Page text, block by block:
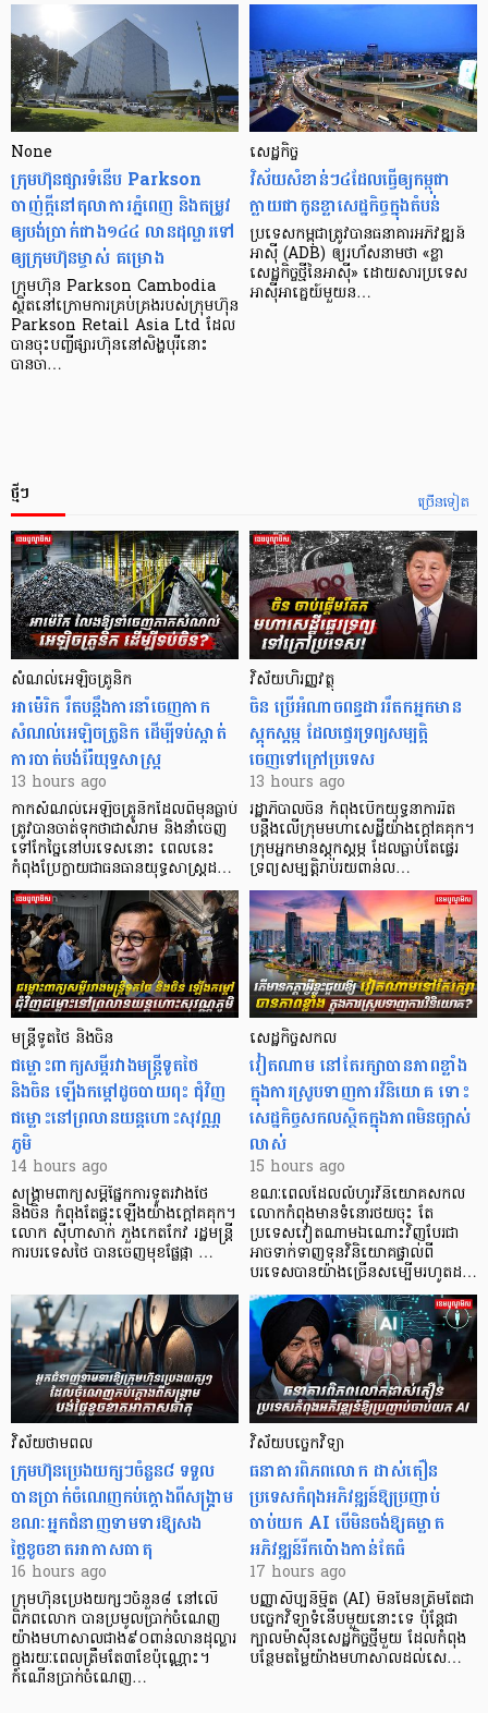
None
ក្រុមហ៊ុនផ្សារទំនើប Parkson
ចាញ់ក្ដីនៅតុលាការភ្នំពេញ និងតម្រូវ
ឲ្យបង់ប្រាក់ជាង១៤៤ លានដុល្លារទៅ
ឲ្យក្រុមហ៊ុនម្ចាស់ គម្រោង
ក្រុមហ៊ុន Parkson Cambodia
ស្ថិតនៅក្រោមការគ្រប់គ្រងរបស់ក្រុមហ៊ុន
Parkson Retail Asia Ltd ដែល
បានចុះបញ្ចីផ្សារហ៊ុននៅសិង្ហបុរីនោះ
បានចា…
សេដ្ឋកិច្ច​
វិស័យ​សំខាន់ៗ​៤​ដែល​ធ្វើ​ឲ្យ​កម្ពុជា​
ក្លាយ​ជា​កូន​ខ្លា​សេដ្ឋកិច្ច​ក្នុង​តំបន់
ប្រទេស​កម្ពុជា​ត្រូវ​បាន​ធនាគារ​អភិវឌ្ឍន៍​
អាស៊ី (ADB) ឲ្យ​រហ័ស​នាមថា «ខ្លា​
សេដ្ឋកិច្ច​ថ្មី​នៃ​អាស៊ី» ដោយសារ​ប្រទេស​
អាស៊ី​អាគ្នេយ៍​មួយ​ន…
ច្រើនទៀត
ថ្មីៗ
សំណល់អេឡិចត្រូនិក
អាម៉េរិក រឹតបន្តឹងការនាំចេញកាក
សំណល់អេឡិចត្រូនិក ដើម្បីទប់ស្កាត់
ការបាត់បង់រ៉ែយុទ្ធសាស្ត្រ
13 hours ago
កាក​សំណល់​អេឡិច​ត្រូនិកដែល​ពីមុនធ្លាប់​
ត្រូវបានចាត់ទុកថាជាសំរាម និងនាំចេញ
ទៅកែច្នៃនៅបរទេស​នោះ ពេលនេះ
កំពុងប្រែក្លាយជាធនធានយុទ្ធសាស្ត្រដ…
វិស័យហិរញ្ញវត្ថុ
ចិន ប្រើ​អំណាចពន្ធដាររឹតកអ្នកមាន
ស្ដុកស្ដម្ភ ដែលផ្ទេរទ្រព្យសម្បត្តិ
ចេញទៅក្រៅប្រទេស
13 hours ago
រដ្ឋាភិបាលចិន កំពុងបើកយុទ្ធនាការរឹត
បន្តឹងលើក្រុមមហាសេដ្ឋី​យ៉ាង​ក្ដៅគគុក។
​ក្រុមអ្នកមានស្ដុកស្ដម្ភ ដែល​ធ្លាប់​តែផ្ទេរ
ទ្រព្យសម្បត្តិរាប់រយពាន់ល…
មន្ត្រីទូតថៃ និងចិន
ជម្លោះពាក្យសម្តីរវាងមន្ត្រីទូតថៃ
និងចិន ឡើងកម្ដៅដូចបាយពុះ ជុំវិញ
ជម្លោះនៅព្រលានយន្តហោះសុវណ្ណ
ភូមិ
14 hours ago
សង្គ្រាមពាក្យសម្តីផ្នែកការទូតរវាងថៃ
និងចិន កំពុងតែផ្ទុះឡើងយ៉ាងក្តៅគគុក។
លោក ស៊ីហាសាក់ ភួងកេតកែវ រដ្ឋមន្ត្រី
ការបរទេសថៃ បានចេញមុខផ្លែផ្កា …
សេដ្ឋកិច្ចសកល
វៀតណាម នៅតែរក្សាបានភាពខ្លាំង
ក្នុងការស្រូបទាញការវិនិយោគ​ ទោះ
សេដ្ឋកិច្ចសកលស្ថិតក្នុងភាពមិនច្បាស់
លាស់
15 hours ago
ខណៈពេលដែលលំហូរវិនិយោគសកល
លោកកំពុងមានទំនោរថយចុះ តែ
ប្រទេសវៀតណាមឯណោះវិញបែរជា
អាចទាក់ទាញទុនវិនិយោគផ្ទាល់ពី
បរទេសបានយ៉ាងច្រើនសម្បើមរហូតដ…
វិស័យថាមពល
ក្រុមហ៊ុនប្រេងយក្សៗចំនួន៨ ទទួល
បានប្រាក់ចំណេញកប់ក្តោងពីសង្គ្រាម
ខណៈអ្នកជំនាញទាមទារឱ្យសង
ថ្លៃខូចខាតអាកាសធាតុ
16 hours ago
ក្រុមហ៊ុនប្រេងយក្សៗចំនួន៨ នៅលើ
ពិភពលោក បានប្រមូលប្រាក់ចំណេញ
យ៉ាងមហាសាលជាង៩០ពាន់លានដុល្លារ
ក្នុងរយៈពេលត្រឹមតែ៣ខែប៉ុណ្ណោះ។
កំណើនប្រាក់ចំណេញ…
វិស័យបច្ចេកវិទ្យា
ធនាគារពិភពលោក ដាស់តឿន
ប្រទេសកំពុងអភិវឌ្ឍន៍ឱ្យប្រញាប់
ចាប់យក AI បើមិនចង់ឱ្យគម្លាត
អភិវឌ្ឍន៍រីកប៉ោងកាន់តែធំ
17 hours ago
បញ្ញាសិប្បនិម្មិត (AI) មិនមែនត្រឹមតែជា
បច្ចេកវិទ្យាទំនើបមួយនោះទេ ប៉ុន្តែជា
ក្បាលម៉ាស៊ីនសេដ្ឋកិច្ចថ្មីមួយ ដែលកំពុង
បន្ថែមតម្លៃយ៉ាងមហាសាលដល់សេ…